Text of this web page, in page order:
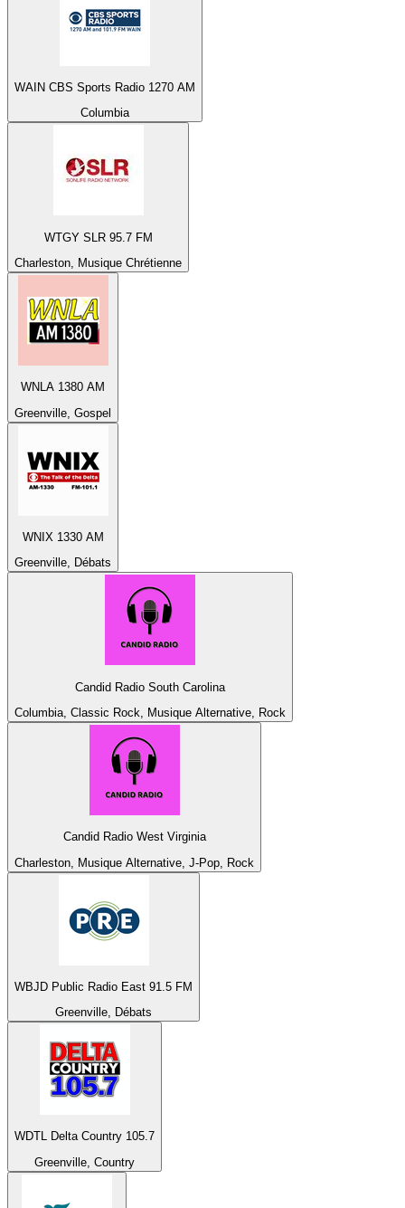
WAIN CBS Sports Radio 1270 AM
Columbia
WTGY SLR 95.7 FM
Charleston, Musique Chrétienne
WNLA 1380 AM
Greenville, Gospel
WNIX 1330 AM
Greenville, Débats
Candid Radio South Carolina
Columbia, Classic Rock, Musique Alternative, Rock
Candid Radio West Virginia
Charleston, Musique Alternative, J-Pop, Rock
WBJD Public Radio East 91.5 FM
Greenville, Débats
WDTL Delta Country 105.7
Greenville, Country